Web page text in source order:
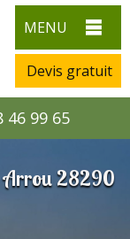
MENU
Devis gratuit
46 99 65
28290